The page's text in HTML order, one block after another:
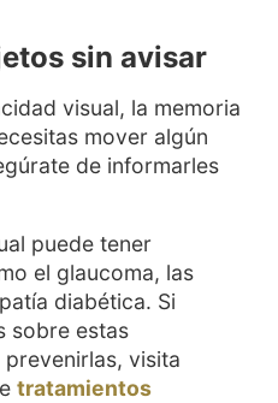
sin avisar
visual, la memoria
mover algún
de informarles
puede tener
el glaucoma, las
diabética. Si
sobre estas
visita
tratamientos